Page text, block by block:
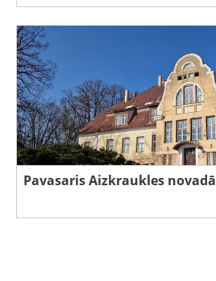
Pavasaris Aizkraukles novadā